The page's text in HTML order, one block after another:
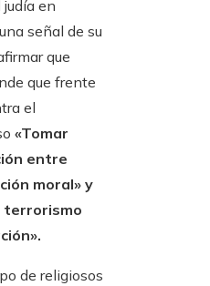
en
señal de su
que
que frente
el
«Tomar
entre
moral» y
terrorismo
de religiosos